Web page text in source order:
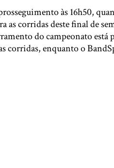
às 16h50,
as corridas deste final de
do campeonato está
corridas, enquanto o